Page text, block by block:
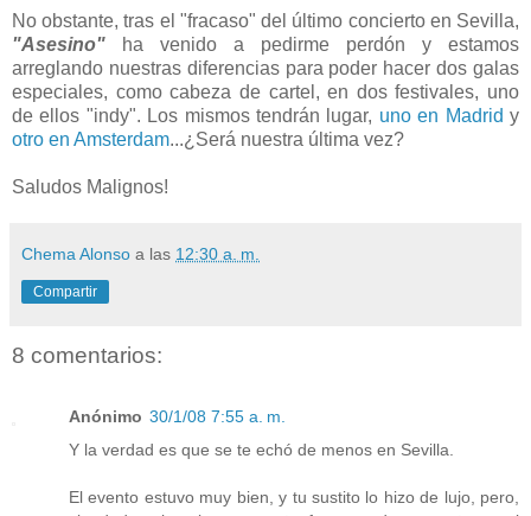
No obstante, tras el "fracaso" del último concierto en Sevilla,
"Asesino" ha venido a pedirme perdón y estamos
arreglando nuestras diferencias para poder hacer dos galas
especiales, como cabeza de cartel, en dos festivales, uno
de ellos "indy". Los mismos tendrán lugar, uno en Madrid y
otro en Amsterdam...¿Será nuestra última vez?
Saludos Malignos!
Chema Alonso a las 12:30 a. m.
Compartir
8 comentarios:
Anónimo 30/1/08 7:55 a. m.
Y la verdad es que se te echó de menos en Sevilla.
El evento estuvo muy bien, y tu sustito lo hizo de lujo, pero,